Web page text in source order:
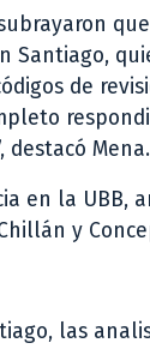
Santiago,
de
destacó Mena.
en la UBB,
y
las